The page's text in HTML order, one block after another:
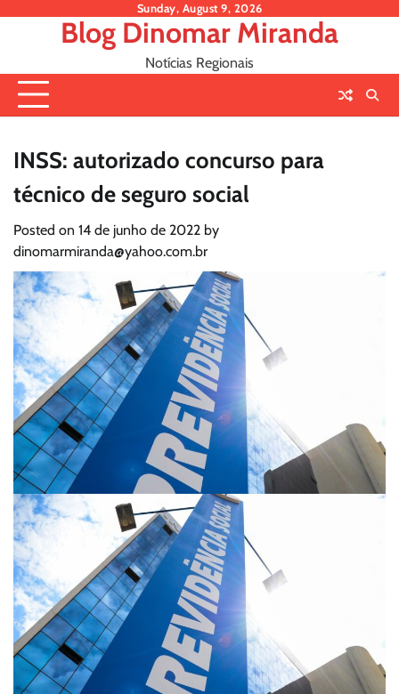
Sunday, August 9, 2026
Blog Dinomar Miranda
Notícias Regionais
INSS: autorizado concurso para
técnico de seguro social
Posted on 14 de junho de 2022 by
dinomarmiranda@yahoo.com.br